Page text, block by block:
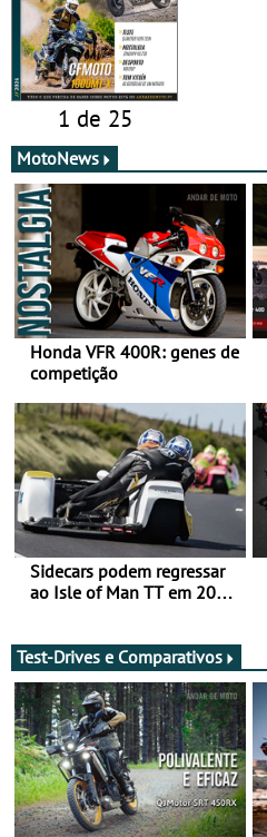
1 de 25
MotoNews
Honda VFR 400R: genes de
competição
Sidecars podem regressar
ao Isle of Man TT em 2027
Test-Drives e Comparativos